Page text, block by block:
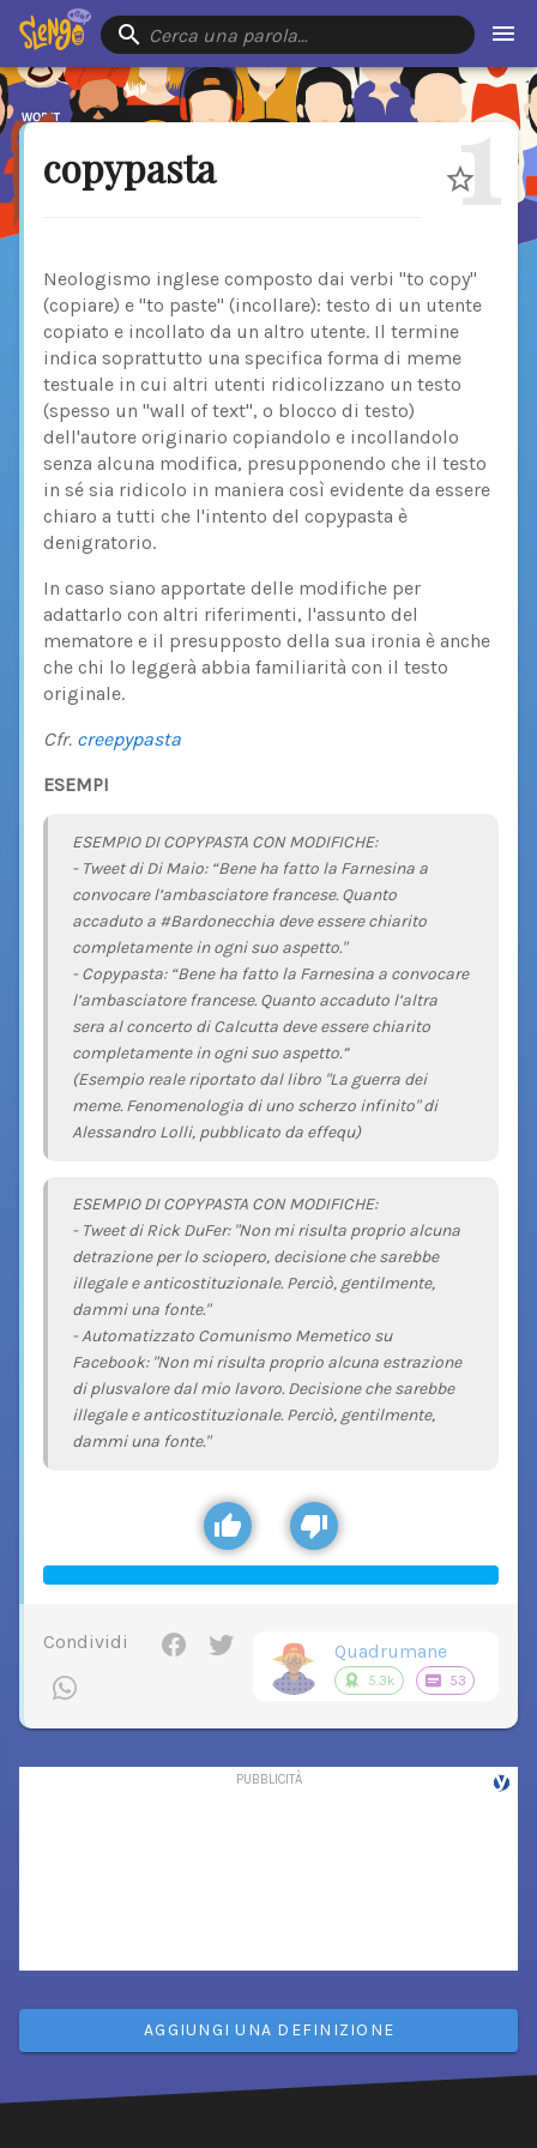
Cerca una parola…
copypasta 1
Neologismo inglese composto dai verbi "to copy"
(copiare) e "to paste" (incollare): testo di un utente
copiato e incollato da un altro utente. Il termine
indica soprattutto una specifica forma di meme
testuale in cui altri utenti ridicolizzano un testo
(spesso un "wall of text", o blocco di testo)
dell'autore originario copiandolo e incollandolo
senza alcuna modifica, presupponendo che il testo
in sé sia ridicolo in maniera così evidente da essere
chiaro a tutti che l'intento del copypasta è
denigratorio.
In caso siano apportate delle modifiche per
adattarlo con altri riferimenti, l'assunto del
mematore e il presupposto della sua ironia è anche
che chi lo leggerà abbia familiarità con il testo
originale.
Cfr. creepypasta
ESEMPI
ESEMPIO DI COPYPASTA CON MODIFICHE:
- Tweet di Di Maio: “Bene ha fatto la Farnesina a
convocare l’ambasciatore francese. Quanto
accaduto a #Bardonecchia deve essere chiarito
completamente in ogni suo aspetto."
- Copypasta: “Bene ha fatto la Farnesina a convocare
l’ambasciatore francese. Quanto accaduto l’altra
sera al concerto di Calcutta deve essere chiarito
completamente in ogni suo aspetto.”
(Esempio reale riportato dal libro "La guerra dei
meme. Fenomenologia di uno scherzo infinito" di
Alessandro Lolli, pubblicato da effequ)
ESEMPIO DI COPYPASTA CON MODIFICHE:
- Tweet di Rick DuFer: "Non mi risulta proprio alcuna
detrazione per lo sciopero, decisione che sarebbe
illegale e anticostituzionale. Perciò, gentilmente,
dammi una fonte."
- Automatizzato Comunismo Memetico su
Facebook: "Non mi risulta proprio alcuna estrazione
di plusvalore dal mio lavoro. Decisione che sarebbe
illegale e anticostituzionale. Perciò, gentilmente,
dammi una fonte."
Condividi Quadrumane
5.3k 53
AGGIUNGI UNA DEFINIZIONE